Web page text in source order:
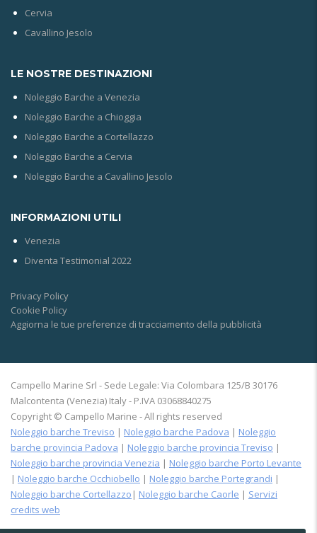
Cervia
Cavallino Jesolo
LE NOSTRE DESTINAZIONI
Noleggio Barche a Venezia
Noleggio Barche a Chioggia
Noleggio Barche a Cortellazzo
Noleggio Barche a Cervia
Noleggio Barche a Cavallino Jesolo
INFORMAZIONI UTILI
Venezia
Diventa Testimonial 2022
Privacy Policy
Cookie Policy
Aggiorna le tue preferenze di tracciamento della pubblicità
Campello Marine Srl - Sede Legale: Via Colombara 125/B 30176
Malcontenta (Venezia) Italy - P.IVA 03068840275
Copyright © Campello Marine - All rights reserved
Noleggio barche Treviso | Noleggio barche Padova | Noleggio
barche provincia Padova | Noleggio barche provincia Treviso |
Noleggio barche provincia Venezia | Noleggio barche Porto Levante
| Noleggio barche Occhiobello | Noleggio barche Portegrandi |
Noleggio barche Cortellazzo | Noleggio barche Caorle | Servizi
credits web